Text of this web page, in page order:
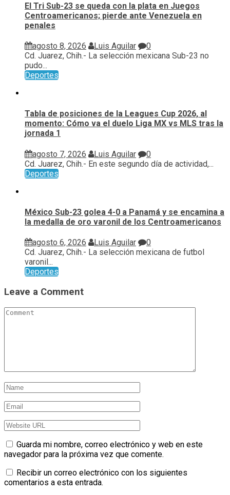
El Tri Sub-23 se queda con la plata en Juegos
Centroamericanos; pierde ante Venezuela en
penales
agosto 8, 2026 Luis Aguilar
0
Cd. Juarez, Chih.- La selección mexicana Sub-23 no
pudo...
Deportes
Tabla de posiciones de la Leagues Cup 2026, al
momento: Cómo va el duelo Liga MX vs MLS tras la
jornada 1
agosto 7, 2026 Luis Aguilar
0
Cd. Juarez, Chih.- En este segundo día de actividad,...
Deportes
México Sub-23 golea 4-0 a Panamá y se encamina a
la medalla de oro varonil de los Centroamericanos
agosto 6, 2026 Luis Aguilar
0
Cd. Juarez, Chih.- La selección mexicana de futbol
varonil...
Deportes
Leave a Comment
Guarda mi nombre, correo electrónico y web en este
navegador para la próxima vez que comente.
Recibir un correo electrónico con los siguientes
comentarios a esta entrada.